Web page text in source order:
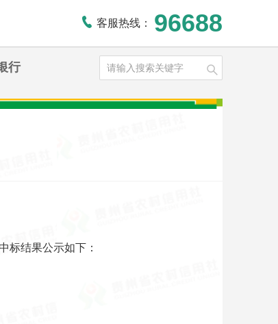
客服热线： 96688
行
标结果公示如下：